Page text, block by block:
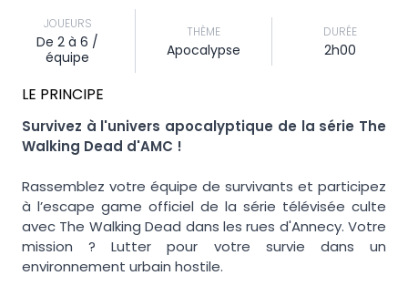
JOUEURS
De 2 à 6 /
équipe
THÈME
Apocalypse
DURÉE
2h00
LE PRINCIPE
Survivez à l'univers apocalyptique de la série The
Walking Dead d'AMC !
Rassemblez votre équipe de survivants et participez
à l’escape game officiel de la série télévisée culte
avec The Walking Dead dans les rues d'Annecy. Votre
mission ? Lutter pour votre survie dans un
environnement urbain hostile.